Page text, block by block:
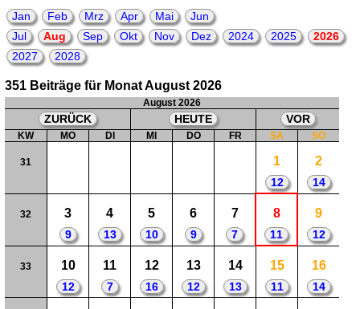
Jan Feb Mrz Apr Mai
Jun
Jul
Aug Sep Okt Nov Dez 2024 2025
2026
2027
2028
351 Beiträge für Monat August 2026
August 2026
ZURÜCK HEUTE VOR
KW MO DI MI DO FR SA SO
31 1
12
2
14
32 3
9
4
13
5
10
6
9
7
7
8
11
9
12
33 10
12
11
7
12
16
13
12
14
13
15
11
16
14